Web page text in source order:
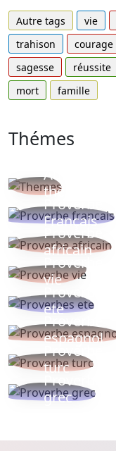
Autre tags vie
trahison
courage
sagesse
réussite
mort
famille
Thémes
Autres
thèmes
Proverbe
Français
Proverbe
africain
Proverbe
vie
Proverbes
ete
Proverbe
espagnol
Proverbe
turc
Proverbe
grec